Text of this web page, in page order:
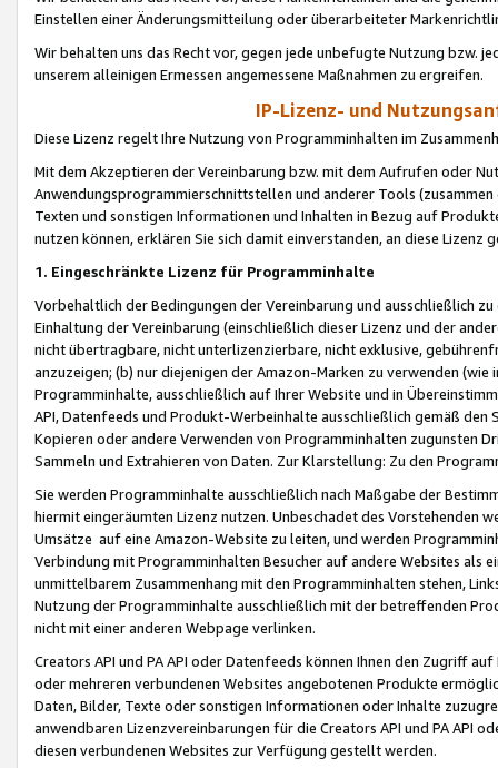
Einstellen einer Änderungsmitteilung oder überarbeiteter
Wir behalten uns das Recht vor, gegen jede unbefugte Nutzung bzw.
unserem alleinigen Ermessen angemessene Maßnahmen zu ergreifen.
IP-Lizenz- und
Diese Lizenz regelt Ihre Nutzung von Programminhalten im
Mit dem Akzeptieren der Vereinbarung bzw. mit dem Aufrufen oder
Anwendungsprogrammierschnittstellen und anderer Tools (zusammen
Texten und sonstigen Informationen und Inhalten in Bezug auf
nutzen können, erklären Sie sich damit einverstanden, an diese Lizenz
1. Eingeschränkte Lizenz für Programminhalte
Vorbehaltlich der Bedingungen der Vereinbarung und ausschließlich
Einhaltung der Vereinbarung (einschließlich dieser Lizenz und der
nicht übertragbare, nicht unterlizenzierbare, nicht exklusive,
anzuzeigen; (b) nur diejenigen der Amazon-Marken zu verwenden
Programminhalte, ausschließlich auf Ihrer Website und in
API, Datenfeeds und Produkt-Werbeinhalte ausschließlich gemäß
Kopieren oder andere Verwenden von Programminhalten zugunsten
Sammeln und Extrahieren von Daten. Zur Klarstellung: Zu den
Sie werden Programminhalte ausschließlich nach Maßgabe der
hiermit eingeräumten Lizenz nutzen. Unbeschadet des Vorstehenden
Umsätze auf eine Amazon-Website zu leiten, und werden
Verbindung mit Programminhalten Besucher auf andere Websites als
unmittelbarem Zusammenhang mit den Programminhalten stehen,
Nutzung der Programminhalte ausschließlich mit der betreffenden
nicht mit einer anderen Webpage verlinken.
Creators API und PA API oder Datenfeeds können Ihnen den Zugriff
oder mehreren verbundenen Websites angebotenen Produkte
Daten, Bilder, Texte oder sonstigen Informationen oder Inhalte
anwendbaren Lizenzvereinbarungen für die Creators API und PA API
diesen verbundenen Websites zur Verfügung gestellt werden.